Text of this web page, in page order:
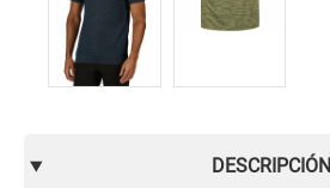
DESCRIPCIÓN